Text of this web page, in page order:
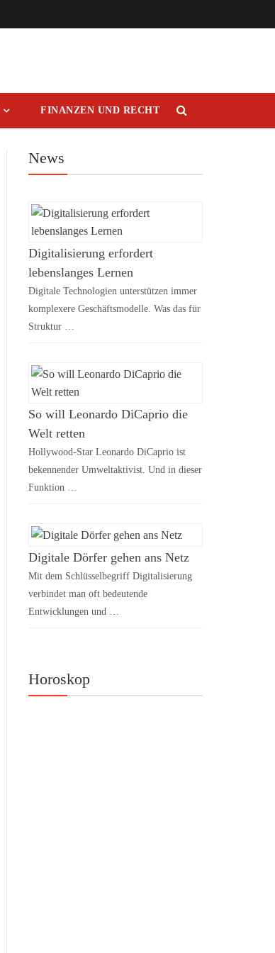
FINANZEN UND RECHT
News
Digitalisierung erfordert
lebenslanges Lernen
Digitale Technologien unterstützen immer
komplexere Geschäftsmodelle. Was das für
Struktur …
So will Leonardo DiCaprio die
Welt retten
Hollywood-Star Leonardo DiCaprio ist
bekennender Umweltaktivist. Und in dieser
Funktion …
Digitale Dörfer gehen ans Netz
Mit dem Schlüsselbegriff Digitalisierung
verbindet man oft bedeutende
Entwicklungen und …
Horoskop